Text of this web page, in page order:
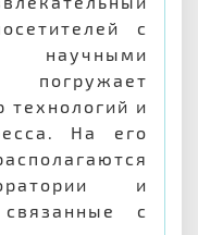
с
погружает
технологий и
На его
и
с